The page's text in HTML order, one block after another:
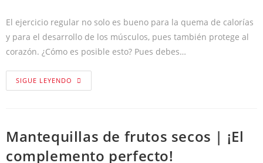
El ejercicio regular no solo es bueno para la quema de calorías
y para el desarrollo de los músculos, pues también protege al
corazón. ¿Cómo es posible esto? Pues debes…
SIGUE LEYENDO
Mantequillas de frutos secos | ¡El
complemento perfecto!